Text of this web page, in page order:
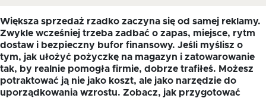
Większa sprzedaż rzadko zaczyna się od samej reklamy.
Zwykle wcześniej trzeba zadbać o zapas, miejsce, rytm
dostaw i bezpieczny bufor finansowy. Jeśli myślisz o
tym, jak ułożyć pożyczkę na magazyn i zatowarowanie
tak, by realnie pomogła firmie, dobrze trafiłeś. Możesz
potraktować ją nie jako koszt, ale jako narzędzie do
uporządkowania wzrostu. Zobacz, jak przygotować